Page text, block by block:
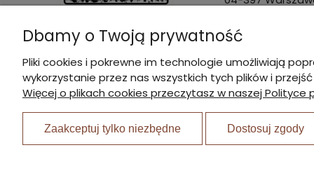
I Nagroda w plebiscycie:
Pon. - Pt.: 9:00 -
Sob.: 9:00 - 15:00
22 870 21 23
510 445 596
Dbamy o Twoją prywatność
Pliki cookies i pokrewne im technologie umożliwiają
wykorzystanie przez nas wszystkich tych plików i
Więcej o plikach cookies przeczytasz w naszej Polityce
Zaakceptuj tylko niezbędne Dostosuj zgody